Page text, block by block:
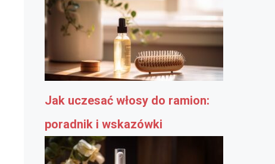
Jak uczesać włosy do ramion:
poradnik i wskazówki